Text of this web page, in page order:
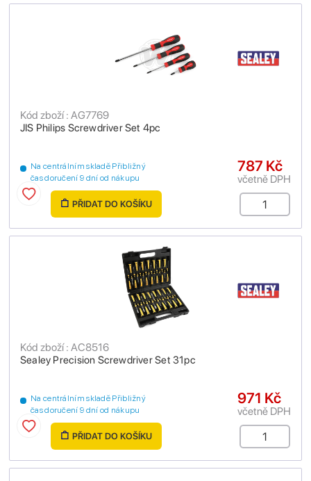
JIS Philips Screwdriver Set 4pc
Kód zboží : AG7769
Na centrálním skladě Přibližný
čas doručení 9 dní od nákupu
787 Kč
včetně DPH
PŘIDAT DO KOŠÍKU
Sealey Precision Screwdriver Set 31pc
Kód zboží : AC8516
Na centrálním skladě Přibližný
čas doručení 9 dní od nákupu
971 Kč
včetně DPH
PŘIDAT DO KOŠÍKU